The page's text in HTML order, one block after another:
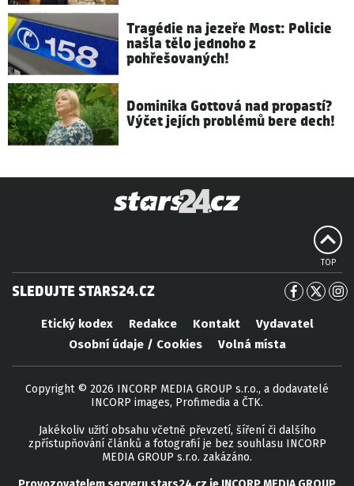
Tragédie na jezeře Most: Policie
našla tělo jednoho z
pohřešovaných!
Dominika Gottová nad propastí?
Výčet jejích problémů bere dech!
TOP
SLEDUJTE STARS24.CZ
Etický kodex Redakce Kontakt
Vydavatel
Osobní údaje / Cookies
Volná místa
Copyright © 2026 INCORP MEDIA GROUP s.r.o., a dodavatelé
INCORP images, Profimedia a ČTK.
Jakékoliv užití obsahu včetně převzetí, šíření či dalšího
zpřístupňování článků a fotografií je bez souhlasu INCORP
MEDIA GROUP s.r.o. zakázáno.